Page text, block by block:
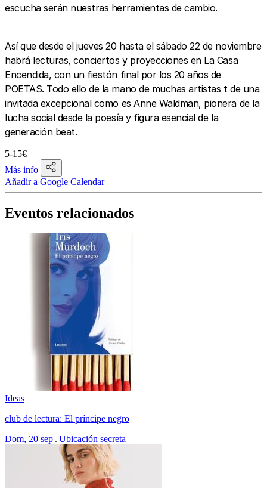
escucha serán nuestras herramientas de cambio.
Así que desde el jueves 20 hasta el sábado 22 de noviembre
habrá lecturas, conciertos y proyecciones en La Casa
Encendida, con un fiestón final por los 20 años de
POETAS. Todo ello de la mano de muchas artistas t de una
invitada excepcional como es Anne Waldman, pionera de la
lucha social desde la poesía y figura esencial de la
generación beat.
5-15€
Más info
Añadir a Google Calendar
Eventos relacionados
Ideas
club de lectura: El príncipe negro
Dom, 20 sep Ubicación secreta